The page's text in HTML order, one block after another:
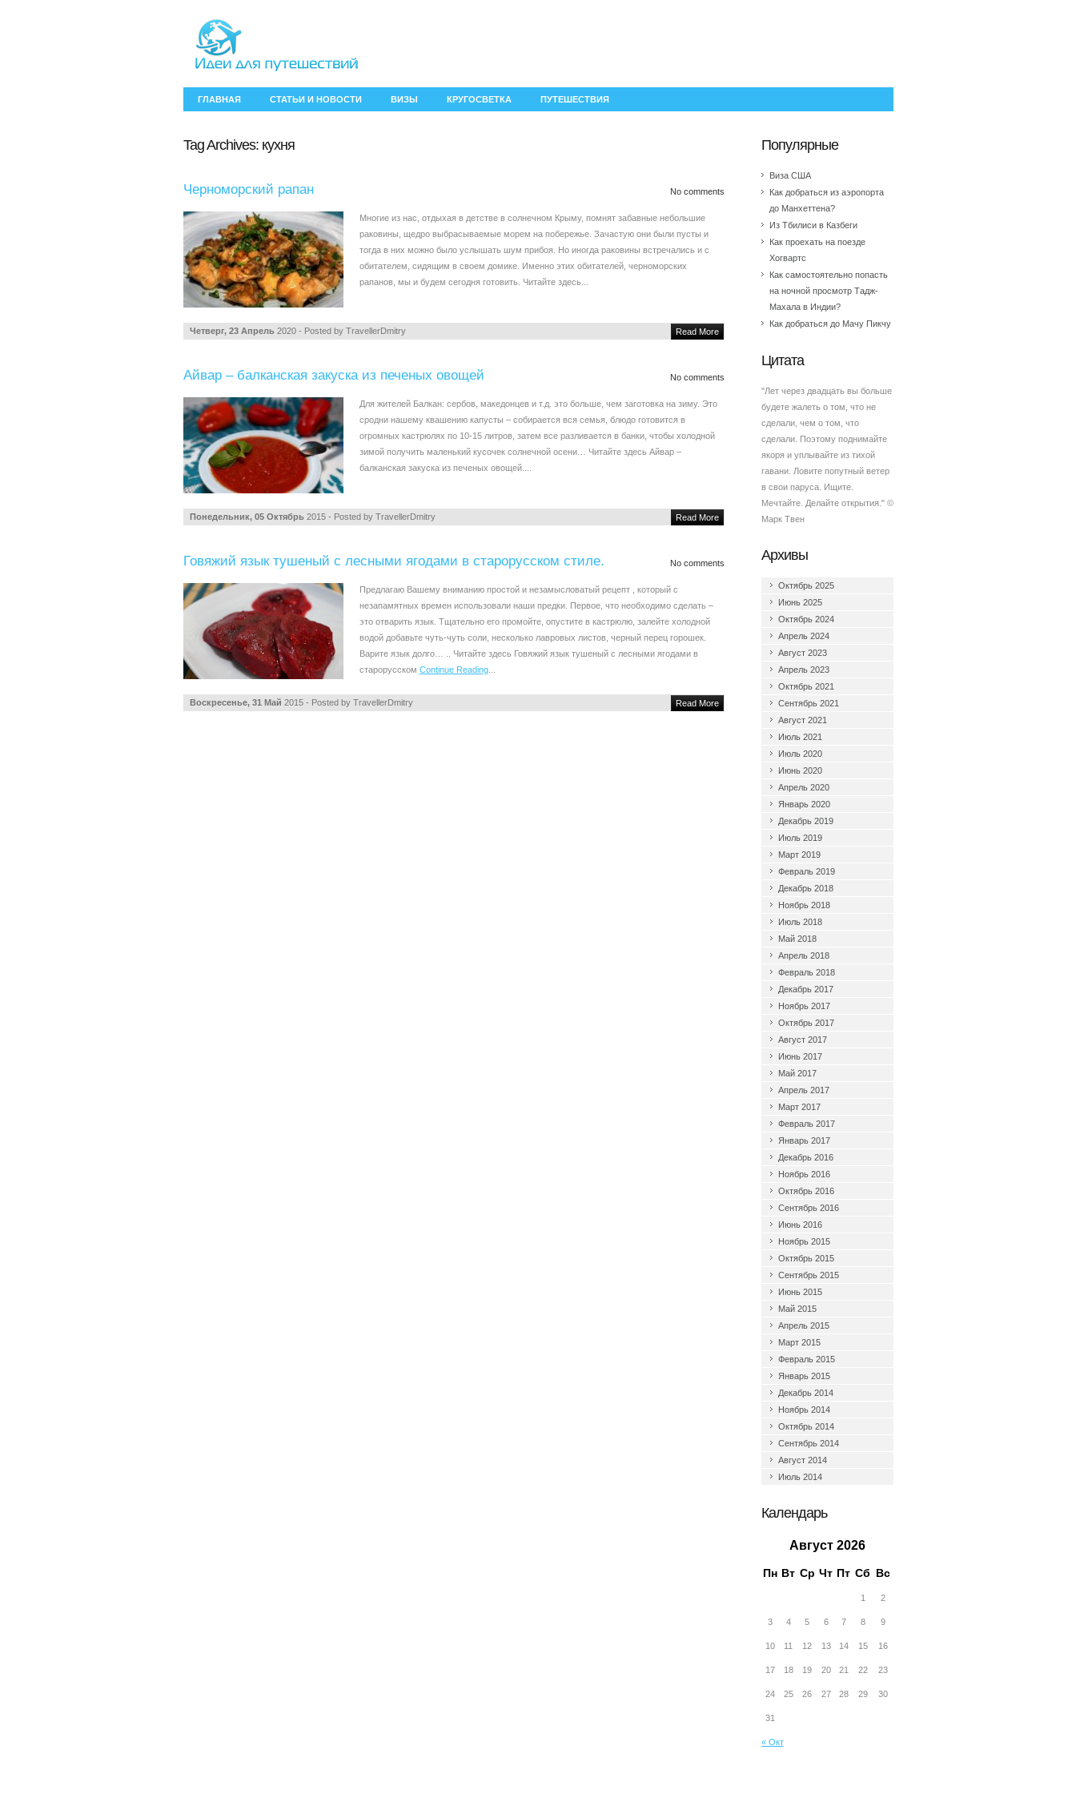
ГЛАВНАЯ СТАТЬИ И НОВОСТИ ВИЗЫ КРУГОСВЕТКА ПУТЕШЕСТВИЯ
Tag Archives: кухня
No comments
Черноморский рапан
Многие из нас, отдыхая в детстве в солнечном Крыму, помнят забавные небольшие
раковины, щедро выбрасываемые морем на побережье. Зачастую они были пусты и
тогда в них можно было услышать шум прибоя. Но иногда раковины встречались и с
обитателем, сидящим в своем домике. Именно этих обитателей, черноморских
рапанов, мы и будем сегодня готовить. Читайте здесь...
Read More
Четверг, 23 Апрель2020 - Posted by TravellerDmitry
No comments
Айвар – балканская закуска из печеных овощей
Для жителей Балкан: сербов, македонцев и т.д. это больше, чем заготовка на зиму. Это
сродни нашему квашению капусты – собирается вся семья, блюдо готовится в
огромных кастрюлях по 10-15 литров, затем все разливается в банки, чтобы холодной
зимой получить маленький кусочек солнечной осени… Читайте здесь Айвар –
балканская закуска из печеных овощей....
Read More
Понедельник, 05 Октябрь2015 - Posted by TravellerDmitry
No comments
Говяжий язык тушеный с лесными ягодами в старорусском стиле.
Предлагаю Вашему вниманию простой и незамысловатый рецепт , который с
незапамятных времен использовали наши предки. Первое, что необходимо сделать –
это отварить язык. Тщательно его промойте, опустите в кастрюлю, залейте холодной
водой добавьте чуть-чуть соли, несколько лавровых листов, черный перец горошек.
Варите язык долго… .. Читайте здесь Говяжий язык тушеный с лесными ягодами в
старорусском Continue Reading...
Read More
Воскресенье, 31 Май 2015 - Posted by TravellerDmitry
Популярные
Виза США
Как добраться из аэропорта
до Манхеттена?
Из Тбилиси в Казбеги
Как проехать на поезде
Хогвартс
Как самостоятельно попасть
на ночной просмотр Тадж-
Махала в Индии?
Как добраться до Мачу Пикчу
Цитата
"Лет через двадцать вы больше
будете жалеть о том, что не
сделали, чем о том, что
сделали. Поэтому поднимайте
якоря и уплывайте из тихой
гавани. Ловите попутный ветер
в свои паруса. Ищите.
Мечтайте. Делайте открытия." ©
Марк Твен
Архивы
Октябрь 2025
Июнь 2025
Октябрь 2024
Апрель 2024
Август 2023
Апрель 2023
Октябрь 2021
Сентябрь 2021
Август 2021
Июль 2021
Июль 2020
Июнь 2020
Апрель 2020
Январь 2020
Декабрь 2019
Июль 2019
Март 2019
Февраль 2019
Декабрь 2018
Ноябрь 2018
Июль 2018
Май 2018
Апрель 2018
Февраль 2018
Декабрь 2017
Ноябрь 2017
Октябрь 2017
Август 2017
Июнь 2017
Май 2017
Апрель 2017
Март 2017
Февраль 2017
Январь 2017
Декабрь 2016
Ноябрь 2016
Октябрь 2016
Сентябрь 2016
Июнь 2016
Ноябрь 2015
Октябрь 2015
Сентябрь 2015
Июнь 2015
Май 2015
Апрель 2015
Март 2015
Февраль 2015
Январь 2015
Декабрь 2014
Ноябрь 2014
Октябрь 2014
Сентябрь 2014
Август 2014
Июль 2014
Календарь
Август 2026
Пн Вт Ср Чт Пт Сб Вс
« Окт
1 2
3 4 5 6 7 8 9
10 11 12 13 14 15 16
17 18 19 20 21 22 23
24 25 26 27 28 29 30
31